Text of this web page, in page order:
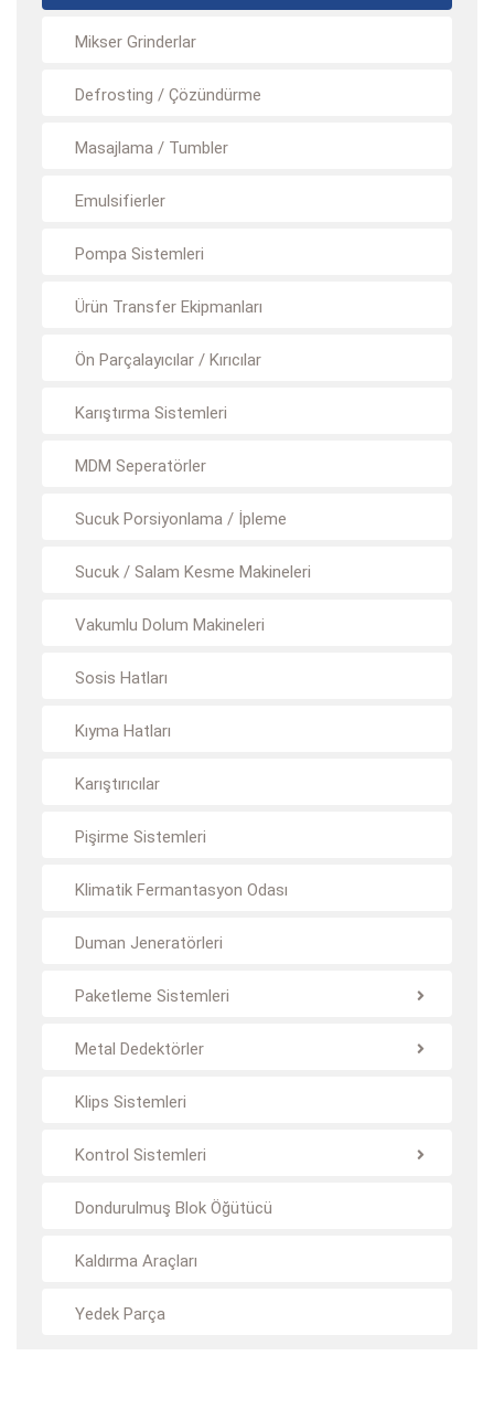
Mikser Grinderlar
Defrosting / Çözündürme
Masajlama / Tumbler
Emulsifierler
Pompa Sistemleri
Ürün Transfer Ekipmanları
Ön Parçalayıcılar / Kırıcılar
Karıştırma Sistemleri
MDM Seperatörler
Sucuk Porsiyonlama / İpleme
Sucuk / Salam Kesme Makineleri
Vakumlu Dolum Makineleri
Sosis Hatları
Kıyma Hatları
Karıştırıcılar
Pişirme Sistemleri
Klimatik Fermantasyon Odası
Duman Jeneratörleri
Paketleme Sistemleri
Metal Dedektörler
Klips Sistemleri
Kontrol Sistemleri
Dondurulmuş Blok Öğütücü
Kaldırma Araçları
Yedek Parça